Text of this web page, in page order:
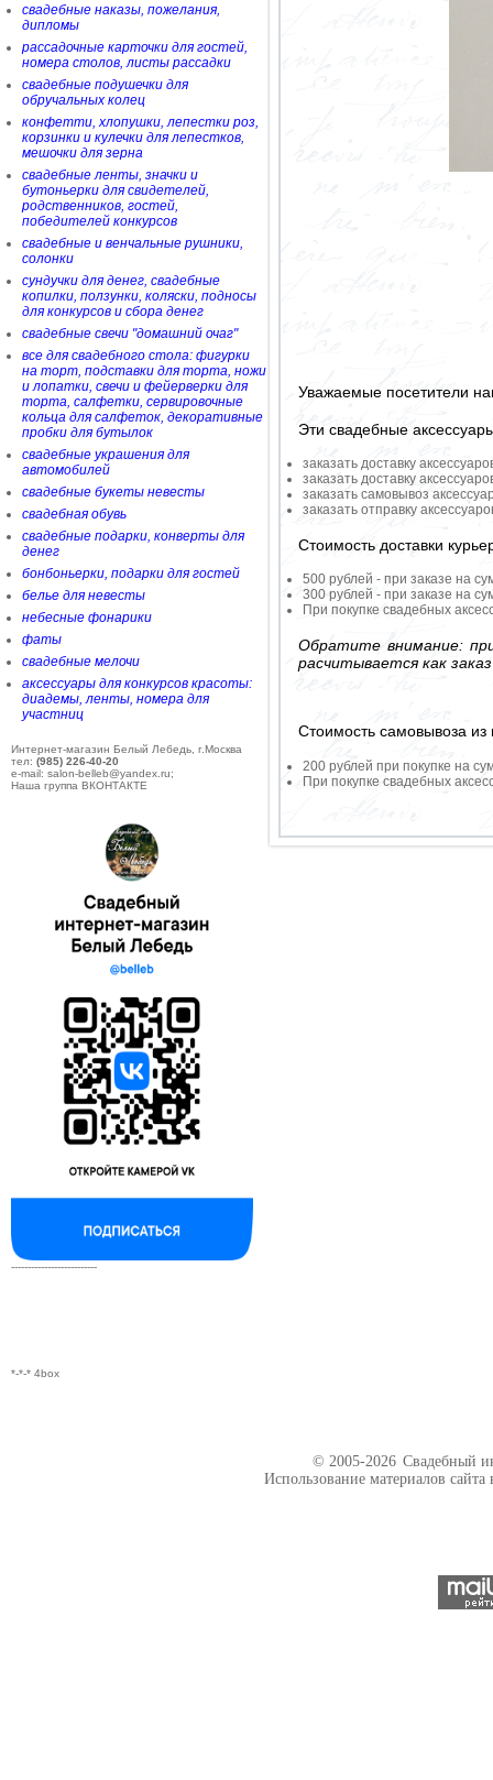
свадебные наказы, пожелания,
дипломы
рассадочные карточки для гостей,
номера столов, листы рассадки
свадебные подушечки для
обручальных колец
конфетти, хлопушки, лепестки роз,
корзинки и кулечки для лепестков,
мешочки для зерна
свадебные ленты, значки и
бутоньерки для свидетелей,
родственников, гостей,
победителей конкурсов
свадебные и венчальные рушники,
солонки
сундучки для денег, свадебные
копилки, ползунки, коляски, подносы
для конкурсов и сбора денег
свадебные свечи "домашний очаг"
все для свадебного стола: фигурки
на торт, подставки для торта, ножи
и лопатки, свечи и фейерверки для
торта, салфетки, сервировочные
кольца для салфеток, декоративные
пробки для бутылок
свадебные украшения для
автомобилей
свадебные букеты невесты
свадебная обувь
свадебные подарки, конверты для
денег
бонбоньерки, подарки для гостей
белье для невесты
небесные фонарики
фаты
свадебные мелочи
аксессуары для конкурсов красоты:
диадемы, ленты, номера для
участниц
Интернет-магазин Белый Лебедь, г.Москва
тел: (985) 226-40-20
e-mail: salon-belleb@yandex.ru;
Наша группа ВКОНТАКТЕ
--------------------------
*-*-* 4box
Уважаемые посетители
Эти свадебные
заказать доставку
заказать доставку
заказать самовывоз
заказать отправку
Стоимость доставки
500 рублей - при заказе на
300 рублей - при заказе на
При покупке свадебных
Обратите внимание:
расчитывается как
Стоимость самовывоза из
200 рублей при покупке на
При покупке свадебных
© 2005-2026 Свадебный
Использование материалов